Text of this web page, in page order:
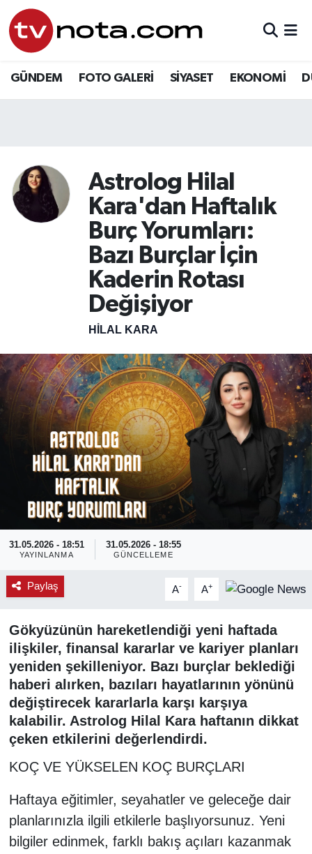
GÜNDEM FOTO GALERİ SİYASET EKONOMİ
Astrolog Hilal
Kara'dan Haftalık
Burç Yorumları:
Bazı Burçlar İçin
Kaderin Rotası
Değişiyor
HILAL KARA
31.05.2026 - 18:51
YAYINLANMA
31.05.2026 - 18:55
GÜNCELLEME
Paylaş A- A+
Gökyüzünün hareketlendiği yeni haftada
ilişkiler, finansal kararlar ve kariyer planları
yeniden şekilleniyor. Bazı burçlar beklediği
haberi alırken, bazıları hayatlarının yönünü
değiştirecek kararlarla karşı karşıya
kalabilir. Astrolog Hilal Kara haftanın dikkat
çeken etkilerini değerlendirdi.
KOÇ VE YÜKSELEN KOÇ BURÇLARI
Haftaya eğitimler, seyahatler ve geleceğe dair
planlarınızla ilgili etkilerle başlıyorsunuz. Yeni
bilgiler edinmek, farklı bakış açıları kazanmak
GÜNDEM
YURT
ÖZEL HABER
ÇEVRE
YAŞAM
BİLİM - TEKNOLOJİ
KADIN
KÜLTÜR SANAT
MAGAZİN
Hava Durumu
Son Dakika Haberleri
Haber Arşivi